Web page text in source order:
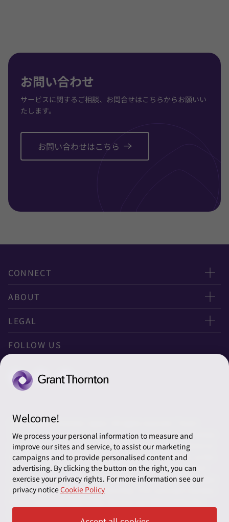
お問い合わせ
サービスに関するご相談、お問合せはこちらからお願いい
たします。
お問い合わせはこちら
CONNECT
お問い合わせ
ニュースレター申し込み
グローバル
グローバルリーチ
ABOUT
太陽有限責任監査法人
太陽グラントソントン税理士法人
太陽グラントソントン株式会社
株式会社サンライズ・アカウンティング・インターナショ
ナル
一般社団法人太陽グラントソントン
採用情報
News＆Topics
LEGAL
利用規約
ソーシャルメディアポリシー
FOLLOW US
© 2026 Grant Thornton Japan. All rights reserved. “Grant
Thornton” refers to the brand under which the Grant Thornton
member firms provide assurance, tax and advisory services to
their clients and/or refers to one or more member firms, as the
context requires. Grant Thornton Japan is a member firm of
Grant Thornton International Ltd (GTIL). GTIL and the member
firms are not a worldwide partnership. GTIL and each member
Welcome!
We process your personal information to measure and
improve our sites and service, to assist our marketing
campaigns and to provide personalised content and
advertising. By clicking the button on the right, you can
exercise your privacy rights. For more information see our
privacy noticeCookie Policy